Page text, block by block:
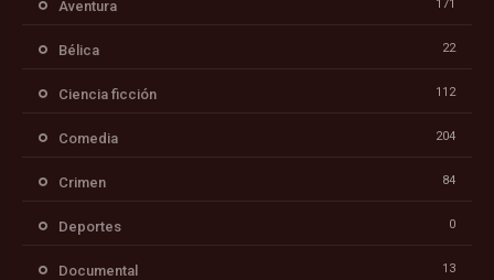
Aventura 171
Bélica 22
Ciencia ficción 112
Comedia 204
Crimen 84
Deportes 0
Documental 13